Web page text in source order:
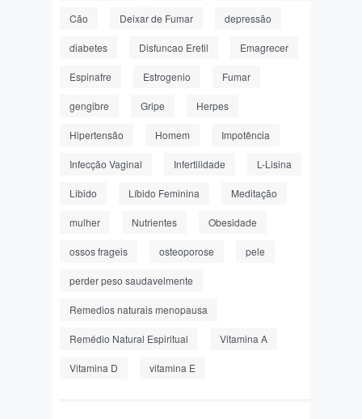
Cão Deixar de Fumar depressão
diabetes Disfuncao Eretil Emagrecer
Espinafre Estrogenio Fumar
gengibre Gripe Herpes
Hipertensão Homem Impotência
Infecção Vaginal Infertilidade L-Lisina
Libido Líbido Feminina Meditação
mulher Nutrientes Obesidade
ossos frageis osteoporose pele
perder peso saudavelmente
Remedios naturais menopausa
Remédio Natural Espiritual Vitamina A
Vitamina D vitamina E